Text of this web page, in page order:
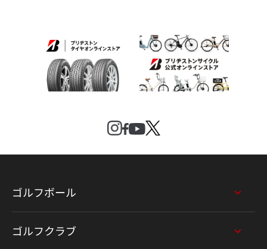
ゴルフボール
ゴルフクラブ